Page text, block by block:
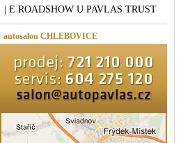
| E ROADSHOW U PAVLAS TRUST
autosalon CHLEBOVICE